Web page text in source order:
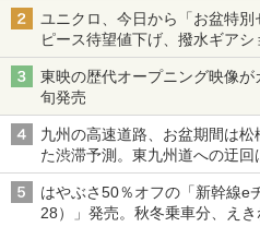
ユニクロ、今日から「お盆特
ピース待望値下げ、撥水ギア
東映の歴代オープニング映像
旬発売
九州の高速道路、お盆期間は
た渋滞予測。東九州道への迂
はやぶさ50％オフの「新幹線e
28）」発売。秋冬乗車分、え